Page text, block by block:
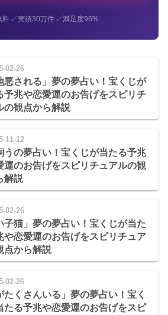
料✓実績30万件✓満足度96%
02-26
悪される」夢の夢占い！宝くじが
予兆や恋愛運のお告げをスピリチ
の観点から解説
11-12
うの夢占い！宝くじが当たる予兆
運のお告げをスピリチュアルの観
解説
02-26
子猫」夢の夢占い！宝くじが当た
や恋愛運のお告げをスピリチュア
点から解説
02-26
たくさんいる」夢の夢占い！宝く
たる予兆や恋愛運のお告げをスピ